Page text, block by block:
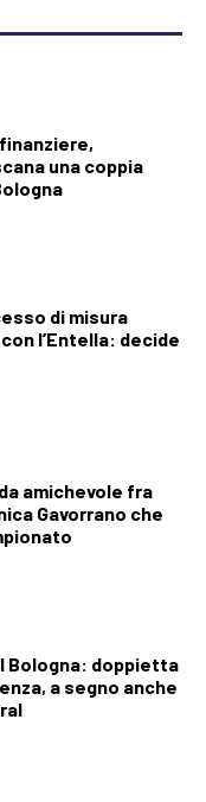
una coppia
di misura
l’Entella: decide
amichevole fra
Gavorrano che
Bologna: doppietta
a segno anche